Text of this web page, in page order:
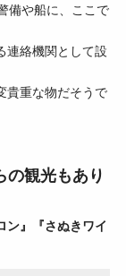
備や船に、ここで
連絡機関として設
貴重な物だそうで
の観光もあり
ン』『さぬきワイ